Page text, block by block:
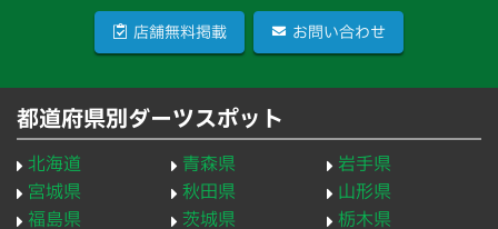
店舗無料掲載 お問い合わせ
都道府県別ダーツスポット
北海道 青森県
岩手県
宮城県
秋田県
山形県
福島県
茨城県
栃木県